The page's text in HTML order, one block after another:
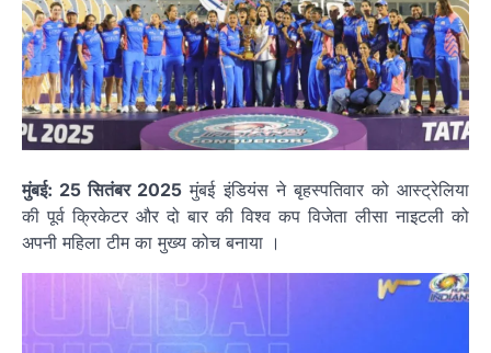
मुंबई: 25 सितंबर 2025 मुंबई इंडियंस ने बृहस्पतिवार को आस्ट्रेलिया
की पूर्व क्रिकेटर और दो बार की विश्व कप विजेता लीसा नाइटली को
अपनी महिला टीम का मुख्य कोच बनाया ।